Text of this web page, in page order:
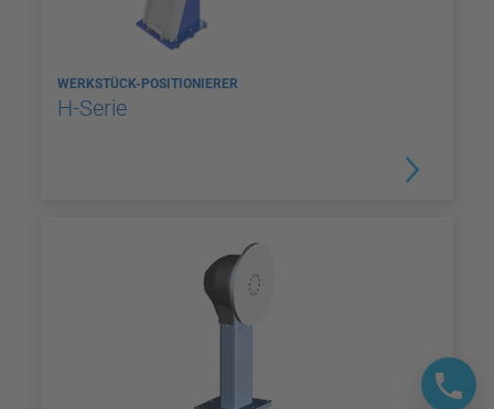
WERKSTÜCK-POSITIONIERER
H-Serie